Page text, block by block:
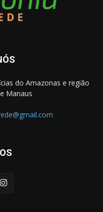
do Amazonas e região
Manaus